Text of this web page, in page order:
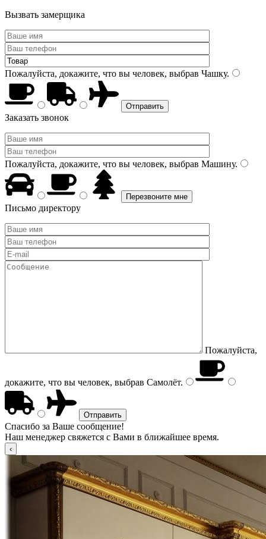
Вызвать замерщика
Пожалуйста, докажите, что вы человек, выбрав Чашку.
Заказать звонок
Пожалуйста, докажите, что вы человек, выбрав Машину.
Письмо директору
Пожалуйста,
докажите, что вы человек, выбрав Самолёт.
Спасибо за Ваше сообщение!
Наш менеджер свяжется с Вами в ближайшее время.